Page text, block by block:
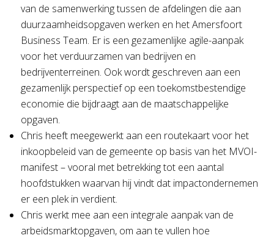
van de samenwerking tussen de afdelingen die aan
duurzaamheidsopgaven werken en het Amersfoort
Business Team. Er is een gezamenlijke agile-aanpak
voor het verduurzamen van bedrijven en
bedrijventerreinen. Ook wordt geschreven aan een
gezamenlijk perspectief op een toekomstbestendige
economie die bijdraagt aan de maatschappelijke
opgaven.
Chris heeft meegewerkt aan een routekaart voor het
inkoopbeleid van de gemeente op basis van het MVOI-
manifest – vooral met betrekking tot een aantal
hoofdstukken waarvan hij vindt dat impactondernemen
er een plek in verdient.
Chris werkt mee aan een integrale aanpak van de
arbeidsmarktopgaven, om aan te vullen hoe